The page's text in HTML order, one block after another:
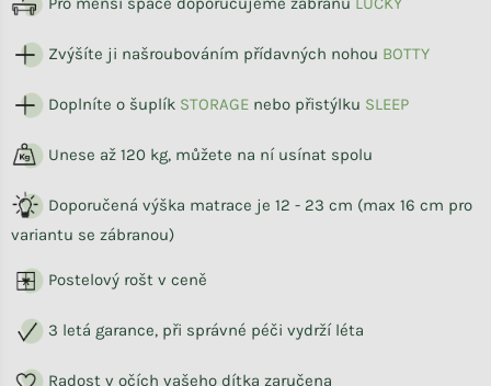
Zvýšíte ji našroubováním přídavných nohou BOTTY
Doplníte o šuplík STORAGE nebo přistýlku SLEEP
Unese až 120 kg, můžete na ní usínat spolu
Doporučená výška matrace je 12 - 23 cm (max 16 cm pro
variantu se zábranou)
Postelový rošt v ceně
3 letá garance, při správné péči vydrží léta
Radost v očích vašeho dítka zaručena